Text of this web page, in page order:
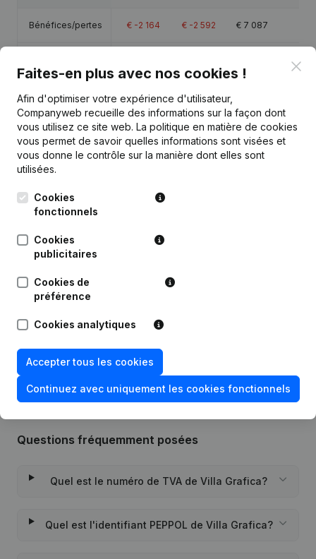
Bénéfices/pertes € -2 164 € -2 592 € 7 087
€-25
Marge brute € 3 314 €2 799
Publications
31-10-2023
Modification Forme Juridique -
Divers - Demissions - Nominations
Succursale, etc...)
Questions fréquemment posées
Quel est le numéro de TVA de Villa Grafica?
Quel est l'identifiant PEPPOL de Villa Grafica?
Faites-en plus avec nos cookies !
Afin d'optimiser votre expérience d'utilisateur,
Companyweb recueille des informations sur la façon dont
vous utilisez ce site web. La politique en matière de cookies
vous permet de savoir quelles informations sont visées et
vous donne le contrôle sur la manière dont elles sont
utilisées.
Cookies
fonctionnels
Cookies
publicitaires
Cookies de
préférence
Cookies analytiques
Accepter tous les cookies
Continuez avec uniquement les cookies fonctionnels